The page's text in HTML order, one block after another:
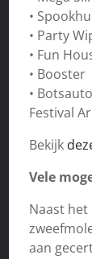
•
• Party
• Fun
• Booster
•
Festival
Bekijk
Vele
Naast
aan